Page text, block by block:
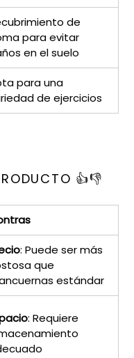
de
para evitar
en el suelo
para una
de ejercicios
👍👎
: Puede ser más
que
estándar
: Requiere